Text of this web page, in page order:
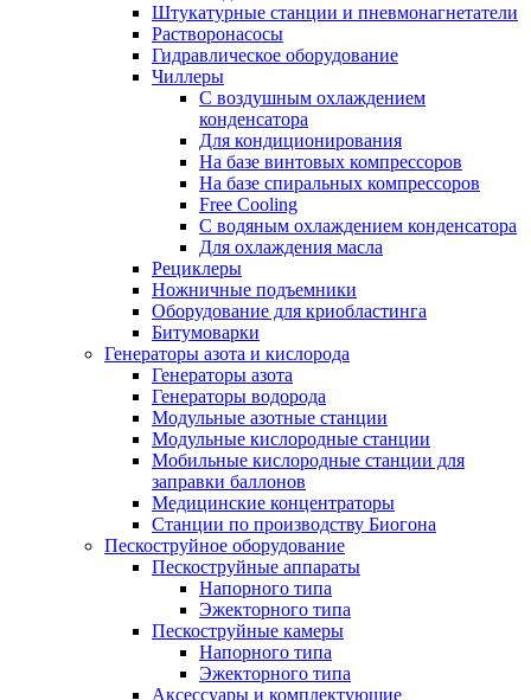
Штукатурные станции и пневмонагнетатели
Растворонасосы
Гидравлическое оборудование
Чиллеры
С воздушным охлаждением
конденсатора
Для кондиционирования
На базе винтовых компрессоров
На базе спиральных компрессоров
Free Cooling
С водяным охлаждением конденсатора
Для охлаждения масла
Рециклеры
Ножничные подъемники
Оборудование для криобластинга
Битумоварки
Генераторы азота и кислорода
Генераторы азота
Генераторы водорода
Модульные азотные станции
Модульные кислородные станции
Мобильные кислородные станции для
заправки баллонов
Медицинские концентраторы
Станции по производству Биогона
Пескоструйное оборудование
Пескоструйные аппараты
Напорного типа
Эжекторного типа
Пескоструйные камеры
Напорного типа
Эжекторного типа
Аксессуары и комплектующие